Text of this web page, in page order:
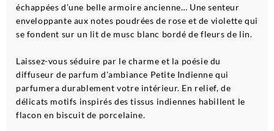
échappées d’une belle armoire ancienne… Une senteur
enveloppante aux notes poudrées de rose et de violette qui
se fondent sur un lit de musc blanc bordé de fleurs de lin.
Laissez-vous séduire par le charme et la poésie du
diffuseur de parfum d'ambiance Petite Indienne qui
parfumera durablement votre intérieur. En relief, de
délicats motifs inspirés des tissus indiennes habillent le
flacon en biscuit de porcelaine.